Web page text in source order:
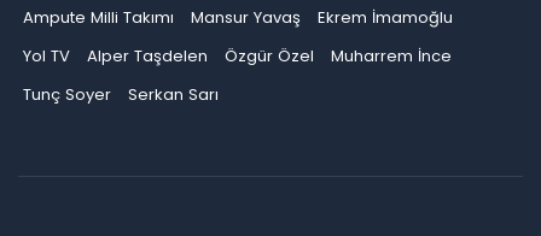
Ampute Milli Takımı
Mansur Yavaş
Ekrem İmamoğlu
Yol TV
Alper Taşdelen Özgür Özel
Muharrem İnce
Tunç Soyer
Serkan Sarı